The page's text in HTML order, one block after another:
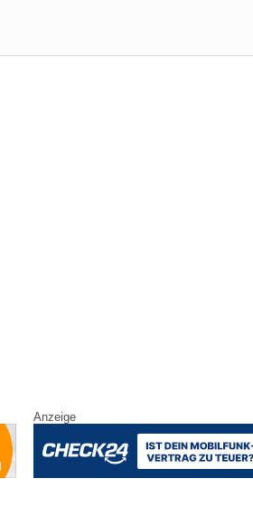
Anzeige